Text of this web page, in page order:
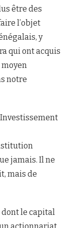
être des
l’objet
y
qui ont acquis
moyen
notre
jamais. Il ne
mais de
le capital